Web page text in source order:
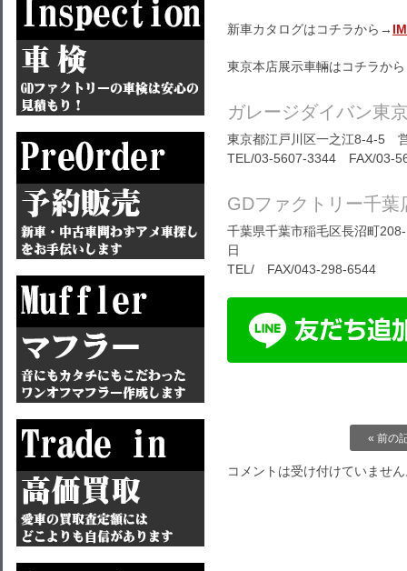
新車カタログはコチラから→
東京本店展示車輛はコチラか
ガレージダイバン東
東京都江戸川区一之江8-4-5
TEL/03-5607-3344 FAX/03-
GDファクトリー千葉
千葉県千葉市稲毛区長沼町
日
TEL/ FAX/043-298-6544
« 前の
コメントは受け付けていませ